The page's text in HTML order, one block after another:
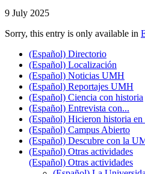
9 July 2025
Sorry, this entry is only available in
(Español) Directorio
(Español) Localización
(Español) Noticias UMH
(Español) Reportajes UMH
(Español) Ciencia con historia
(Español) Entrevista con...
(Español) Hicieron historia en
(Español) Campus Abierto
(Español) Descubre con la
(Español) Otras actividades
(Español) Otras actividades